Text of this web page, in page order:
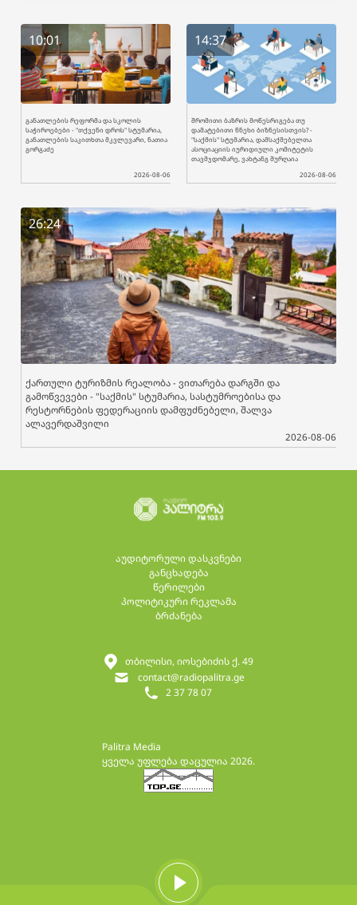
10:01
განათლების რეფორმა და სკოლის
საჭიროებები - "თქვენი დროს" სტუმარია,
განათლების საკითხთა მკვლევარი, ნათია
გორგაძე
2026-08-06
14:37
შრომითი ბაზრის მოწესრიგება თუ
დამატებითი წნეხი ბიზნესისთვის? -
"საქმის" სტუმარია, დამსაქმებელთა
ასოციაციის იურიდიული კომიტეტის
თავმჯდომარე, ვახტანგ შურღაია
2026-08-06
26:24
ქართული ტურიზმის რეალობა - ვითარება დარგში და
გამოწვევები - "საქმის" სტუმარია, სასტუმროებისა და
რესტორნების ფედერაციის დამფუძნებელი, შალვა
ალავერდაშვილი
2026-08-06
აუდიტორული დასკვნები
განცხადება
წერილები
პოლიტიკური რეკლამა
ბრძანება
Palitra Media
ყველა უფლება დაცულია 2026.
2 37 78 07
contact@radiopalitra.ge
თბილისი, იოსებიძის ქ. 49